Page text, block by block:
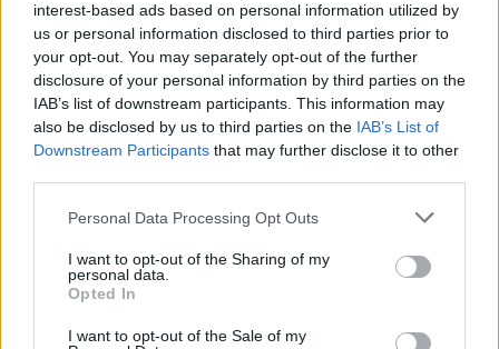
interest-based ads based on personal information utilized by
us or personal information disclosed to third parties prior to
your opt-out. You may separately opt-out of the further
disclosure of your personal information by third parties on the
IAB’s list of downstream participants. This information may
also be disclosed by us to third parties on the IAB’s List of
Downstream Participants that may further disclose it to other
Please note that this website/app uses one or more Google
not limited to your visit or usage behaviour. You may click to
grant or deny consent to Google and its third-party tags to
use your data for below specified purposes in below Google
consent section.
Personal Data Processing Opt Outs
I want to opt-out of the Sharing of my
personal data.
Opted In
I want to opt-out of the Sale of my
Θετικός στον κορωνοϊό ο Θοδωρής Φέρρης
Ο τραγουδιστής θα απέχει από τις επαγγελματικές
του υποχρεώσεις τουλάχιστον μέχρι την Παρασκευή
31 Δεκεμβρίου